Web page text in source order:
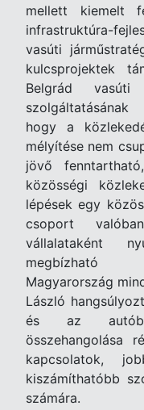
mellett kiemelt
infrastruktúra-
vasúti
kulcsprojektek
Belgrád vasúti
szolgáltatásának
hogy a
mélyítése nem
jövő
közösségi
lépések egy
csoport
vállalataként
megbízható
Magyarország
László
és az
összehangolása
kapcsolatok,
kiszámíthatóbb
számára.